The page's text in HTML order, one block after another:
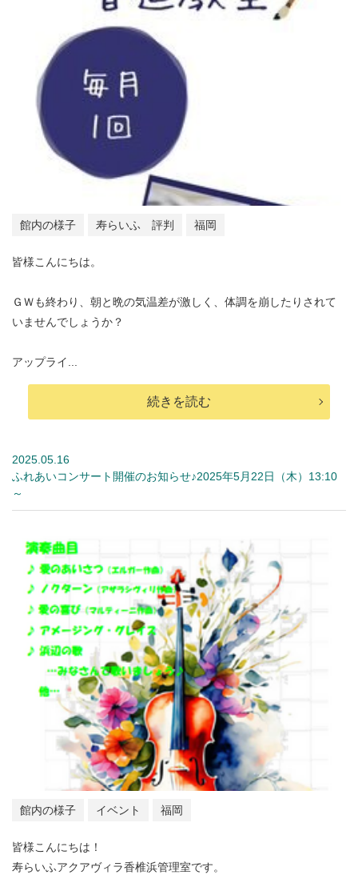
館内の様子 寿らいふ 評判 福岡
皆様こんにちは。
ＧＷも終わり、朝と晩の気温差が激しく、体調を崩したりされて
いませんでしょうか？
アップライ...
続きを読む
2025.05.16
ふれあいコンサート開催のお知らせ♪2025年5月22日（木）13:10
～
館内の様子 イベント 福岡
皆様こんにちは！
寿らいふアクアヴィラ香椎浜管理室です。